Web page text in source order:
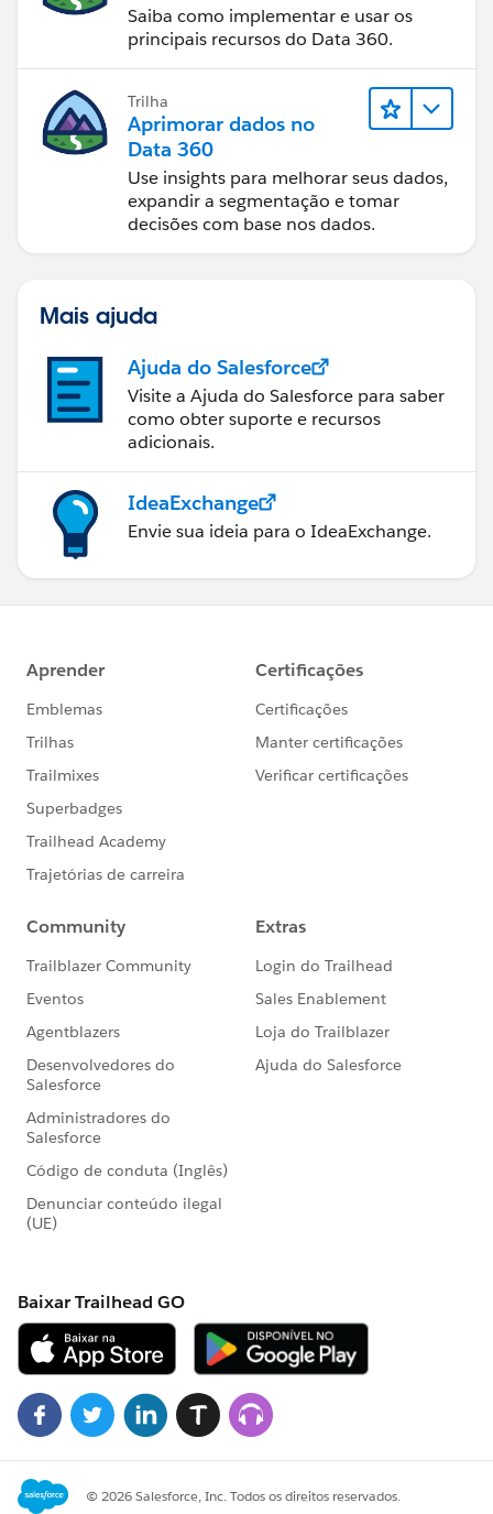
Saiba como implementar e usar os
principais recursos do Data 360.
Trilha
Aprimorar dados no
Data 360
Use insights para melhorar seus dados,
expandir a segmentação e tomar
decisões com base nos dados.
Mais ajuda
Ajuda do Salesforce
Visite a Ajuda do Salesforce para saber
como obter suporte e recursos
adicionais.
IdeaExchange
Envie sua ideia para o IdeaExchange.